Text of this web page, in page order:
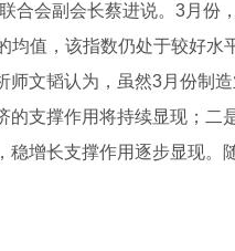
合会副会长蔡进说。3月份
均值，该指数仍处于较好水
师文韬认为，虽然3月份制
的支撑作用将持续显现；
稳增长支撑作用逐步显现